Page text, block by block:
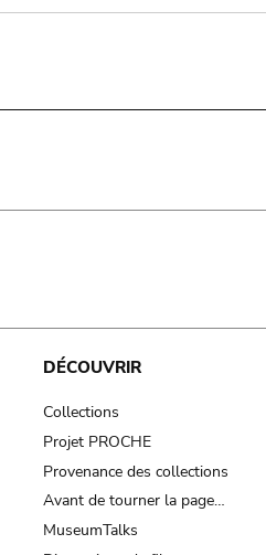
DÉCOUVRIR
Collections
Projet PROCHE
Provenance des collections
Avant de tourner la page…
MuseumTalks